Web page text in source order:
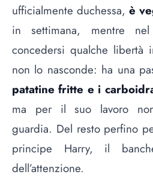
ufficialmente duchessa,è
in settimana, mentre
concedersi qualche libertà
non lo nasconde: ha una
patatine fritte e i
ma per il suo lavoro
guardia. Del resto perfino
principe Harry, il
dell’attenzione.